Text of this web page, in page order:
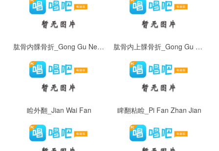
肱骨内髁骨折_Gong Gu Nei Ke Gu Zhe 肱骨内上髁骨折_Gong Gu Nei Shang Ke Gu Zhe
睑外翻_Jian Wai Fan 睥翻粘睑_Pi Fan Zhan Jian